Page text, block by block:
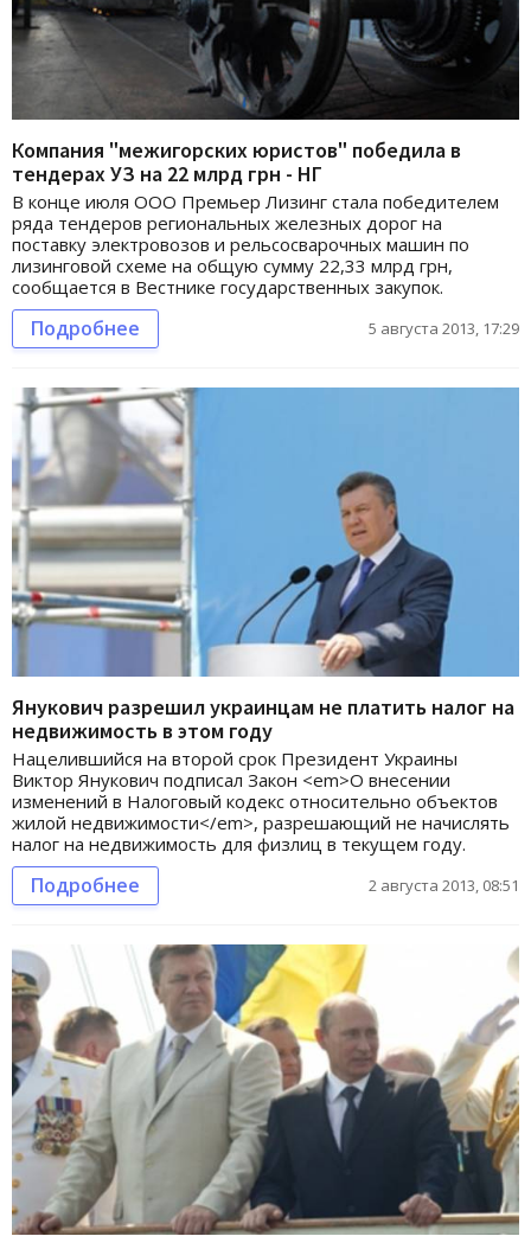
Компания "межигорских юристов" победила в
тендерах УЗ на 22 млрд грн - НГ
В конце июля ООО Премьер Лизинг стала победителем
ряда тендеров региональных железных дорог на
поставку электровозов и рельсосварочных машин по
лизинговой схеме на общую сумму 22,33 млрд грн,
сообщается в Вестнике государственных закупок.
Подробнее 5 августа 2013, 17:29
Янукович разрешил украинцам не платить налог на
недвижимость в этом году
Нацелившийся на второй срок Президент Украины
Виктор Янукович подписал Закон <em>О внесении
изменений в Налоговый кодекс относительно объектов
жилой недвижимости</em>, разрешающий не начислять
налог на недвижимость для физлиц в текущем году.
Подробнее 2 августа 2013, 08:51